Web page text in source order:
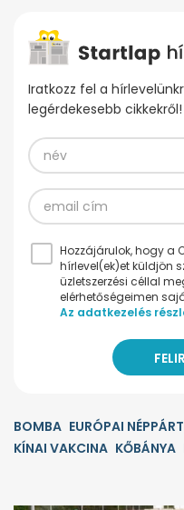
Iratkozz fel a
legérdekesebb cikkekről!
Hozzájárulok, hogy a
hírlevel(ek)et küldjön
üzletszerzési céllal
elérhetőségeimen
Az adatkezelés
BOMBA EURÓPAI NÉPPÁRT
KÍNAI VAKCINA KŐBÁNYA